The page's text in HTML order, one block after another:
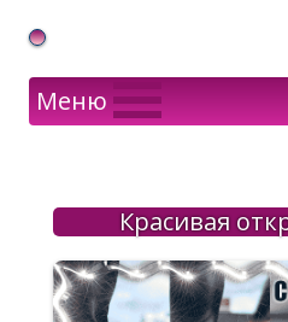
Gif Открытки в подарок
Меню
Красивая